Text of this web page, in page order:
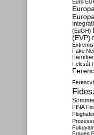
Euro
(EuGH)
(EVP)
Fake
Felcsút
FINA
Frauen